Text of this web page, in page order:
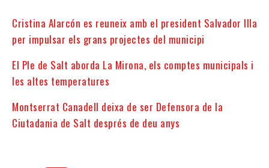
Cristina Alarcón es reuneix amb el president Salvador Illa
per impulsar els grans projectes del municipi
El Ple de Salt aborda La Mirona, els comptes municipals i
les altes temperatures
Montserrat Canadell deixa de ser Defensora de la
Ciutadania de Salt després de deu anys